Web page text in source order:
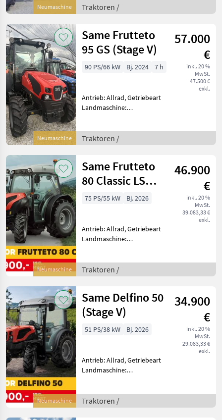
Neumaschine
Zapfwellendrehzahl:
540/540E/1000/1000E,
km/h: 40 km/h, Aufladu
Traktoren /
Neumaschine
Same Frutteto
95 GS (Stage V)
57.000
€
inkl. 20 %
MwSt.
47.500 €
exkl.
90 PS/66 kW Bj. 2024 7 h
Antrieb: Allrad, Getriebeart
Landmaschine:
Zapfwellendrehzahl:
540/540E,
km/h: 40 km/h, Aufladung:
Turbola
Traktoren /
Neumaschine
Same Frutteto
80 Classic LS
(Stage V)
46.900
€
inkl. 20 %
MwSt.
39.083,33 €
exkl.
75 PS/55 kW Bj. 2026
Antrieb: Allrad, Getriebeart
Landmaschine:
Zapfwellendrehzahl:
540/540E,
km/h: 40 km/h, Aufladung:
Turbolader
Traktoren /
Neumaschine
Same Delfino 50
(Stage V)
34.900
€
inkl. 20 %
MwSt.
29.083,33 €
exkl.
51 PS/38 kW Bj. 2026
Antrieb: Allrad, Getriebeart
Landmaschine:
Zapfwellendrehzahl: 540,
Höchstgeschwindigkeit in
Traktoren /